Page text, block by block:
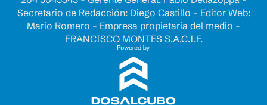
Secretario de Redacción: Diego Castillo - Editor Web:
Mario Romero - Empresa propietaria del medio -
FRANCISCO MONTES S.A.C.I.F.